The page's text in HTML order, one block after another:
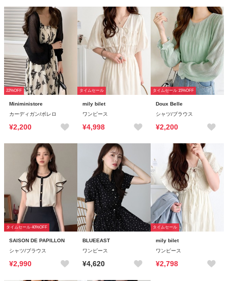
22%OFF
Miniministore
カーディガン/ボレロ
¥2,200
タイムセール
mily bilet
ワンピース
¥4,998
タイムセール 15%OFF
Doux Belle
シャツ/ブラウス
¥2,200
タイムセール 40%OFF
SAISON DE PAPILLON
シャツ/ブラウス
¥2,990
BLUEEAST
ワンピース
¥4,620
タイムセール
mily bilet
ワンピース
¥2,798